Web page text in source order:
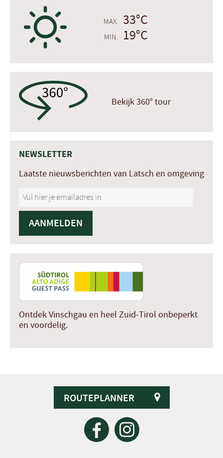
B MAX. 33°C
MIN. 19°C
Bekijk 360° tour
NEWSLETTER
Laatste nieuwsberichten van Latsch en omgeving
Ontdek Vinschgau en heel Zuid-Tirol onbeperkt
en voordelig.
ROUTEPLANNER